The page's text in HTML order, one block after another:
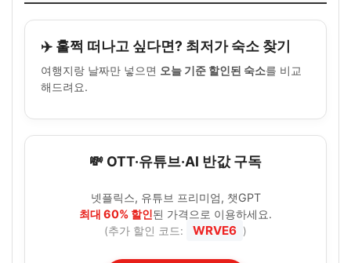
✈️ 훌쩍 떠나고 싶다면? 최저가 숙소 찾기
여행지랑 날짜만 넣으면 오늘 기준 할인된 숙소를 비교
해드려요.
💸 OTT·유튜브·AI 반값 구독
넷플릭스, 유튜브 프리미엄, 챗GPT
최대 60% 할인된 가격으로 이용하세요.
(추가 할인 코드: WRVE6 )